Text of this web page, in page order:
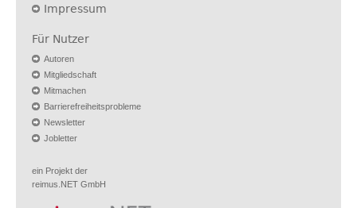
Impressum
Für Nutzer
Autoren
Mitgliedschaft
Mitmachen
Barrierefreiheitsprobleme
Newsletter
Jobletter
ein Projekt der
reimus.NET GmbH